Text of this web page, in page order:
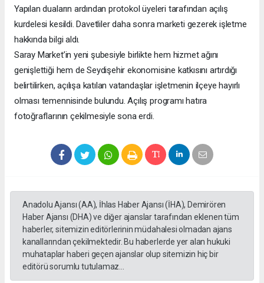
Yapılan duaların ardından protokol üyeleri tarafından açılış
kurdelesi kesildi. Davetliler daha sonra marketi gezerek işletme
hakkında bilgi aldı.
Saray Market’in yeni şubesiyle birlikte hem hizmet ağını
genişlettiği hem de Seydişehir ekonomisine katkısını artırdığı
belirtilirken, açılışa katılan vatandaşlar işletmenin ilçeye hayırlı
olması temennisinde bulundu. Açılış programı hatıra
fotoğraflarının çekilmesiyle sona erdi.
Anadolu Ajansı (AA), İhlas Haber Ajansı (İHA), Demirören
Haber Ajansı (DHA) ve diğer ajanslar tarafından eklenen tüm
haberler, sitemizin editörlerinin müdahalesi olmadan ajans
kanallarından çekilmektedir. Bu haberlerde yer alan hukuki
muhataplar haberi geçen ajanslar olup sitemizin hiç bir
editörü sorumlu tutulamaz...